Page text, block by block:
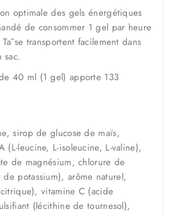
optimale des gels énergétiques
de consommer 1 gel par heure
se transportent facilement dans
sac.
40 ml (1 gel) apporte 133
sirop de glucose de maïs,
(L-leucine, L-isoleucine, L-valine),
de magnésium, chlorure de
potassium), arôme naturel,
vitamine C (acide
(lécithine de tournesol),